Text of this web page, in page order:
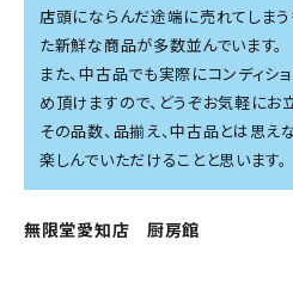
店頭にならんだ途端に売れてしま
た新鮮な商品が多数並んでいます。
また、中古品でも実際にコンディシ
め頂けますので、どうぞお気軽にお
その品数、品揃え、中古品とは思え
楽しんでいただけることと思います。
無限堂愛知店 厨房館